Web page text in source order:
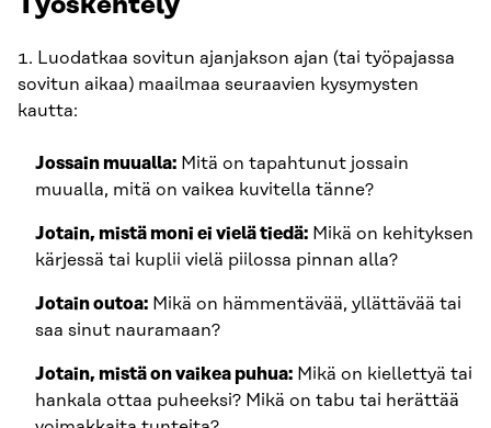
1. Luodatkaa sovitun ajanjakson ajan (tai työpajassa
sovitun aikaa) maailmaa seuraavien kysymysten
kautta:
Jossain muualla: Mitä on tapahtunut jossain
muualla, mitä on vaikea kuvitella tänne?
Jotain, mistä moni ei vielä tiedä: Mikä on kehityksen
kärjessä tai kuplii vielä piilossa pinnan alla?
Jotain outoa: Mikä on hämmentävää, yllättävää tai
saa sinut nauramaan?
Jotain, mistä on vaikea puhua: Mikä on kiellettyä tai
hankala ottaa puheeksi? Mikä on tabu tai herättää